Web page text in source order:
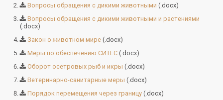
Вопросы обращения с дикими животными (.docx)
Вопросы обращения с дикими животными и растениями
(.docx)
Закон о животном мире (.docx)
Меры по обеспечению СИТЕС (.docx)
Оборот осетровых рыб и икры (.docx)
Ветеринарно-санитарные меры (.docx)
Порядок перемещения через границу (.docx)